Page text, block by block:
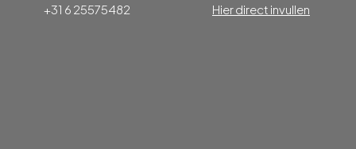
+31 6 25575482
Hier direct invullen